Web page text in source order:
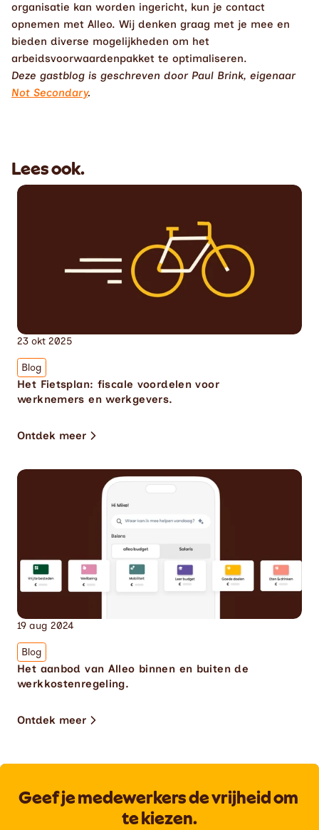
organisatie kan worden ingericht, kun je contact
opnemen met Alleo. Wij denken graag met je mee en
bieden diverse mogelijkheden om het
arbeidsvoorwaardenpakket te optimaliseren.
Deze gastblog is geschreven door Paul Brink, eigenaar
Not Secondary.
Lees ook.
23 okt 2025
Blog
Het Fietsplan: fiscale voordelen voor
werknemers en werkgevers.
Ontdek meer
19 aug 2024
Blog
Het aanbod van Alleo binnen en buiten de
werkkostenregeling.
Ontdek meer
Geef je medewerkers de vrijheid om
te kiezen.